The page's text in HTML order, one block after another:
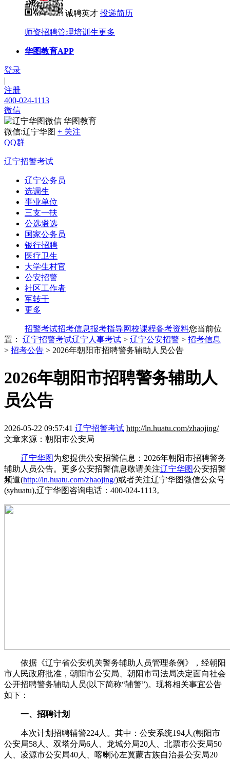
诚聘英才 投递简历
师资招聘管理培训生更多
华图教育APP
登录
|
注册
400-024-1113
微信
华图教育
微信:辽宁华图 + 关注
QQ群
辽宁招警考试
辽宁公务员
选调生
事业单位
三支一扶
公选遴选
国家公务员
银行招聘
医疗卫生
大学生村官
公安招警
社区工作者
军转干
更多
招警考试招考信息报考指导网校课程备考资料您当前位
置： 辽宁招警考试辽宁人事考试 > 辽宁公安招警 > 招考信息
> 招考公告 > 2026年朝阳市招聘警务辅助人员公告
2026年朝阳市招聘警务辅助人
员公告
2026-05-22 09:57:41 辽宁招警考试 http://ln.huatu.com/zhaojing/
文章来源：朝阳市公安局
辽宁华图为您提供公安招警信息：2026年朝阳市招聘警务
辅助人员公告。更多公安招警信息敬请关注辽宁华图公安招警
频道(http://ln.huatu.com/zhaojing/)或者关注辽宁华图微信公众号
(syhuatu),辽宁华图咨询电话：400-024-1113。
依据《辽宁省公安机关警务辅助人员管理条例》，经朝阳
市人民政府批准，朝阳市公安局、朝阳市司法局决定面向社会
公开招聘警务辅助人员(以下简称“辅警”)。现将相关事宜公告
如下：
一、招聘计划
本次计划招聘辅警224人。其中：公安系统194人(朝阳市
公安局58人、双塔分局6人、龙城分局20人、北票市公安局50
人、凌源市公安局40人、喀喇沁左翼蒙古族自治县公安局20